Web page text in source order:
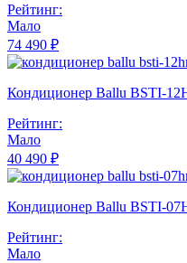
Рейтинг:
Мало
74 490 ₽
Кондиционер Ballu BSTI-
Рейтинг:
Мало
40 490 ₽
Кондиционер Ballu BSTI-
Рейтинг:
Мало